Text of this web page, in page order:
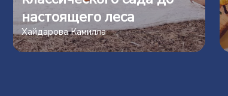
настоящего леса
Хайдарова Камилла